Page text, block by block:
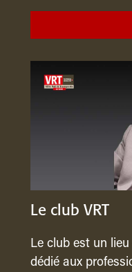
Le club VRT
Le club est un lieu
dédié aux